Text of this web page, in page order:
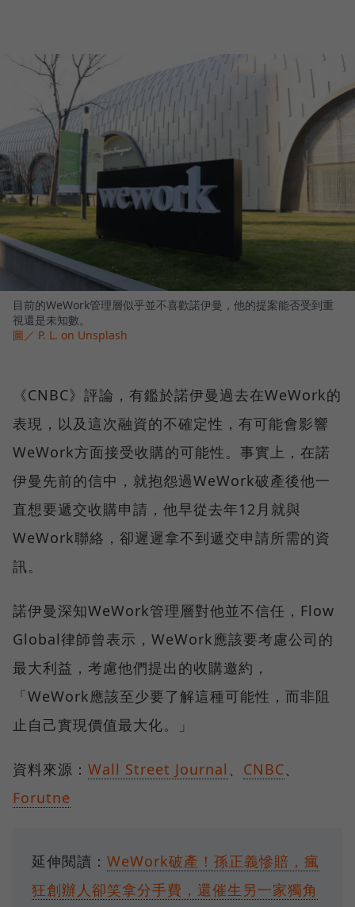
目前的WeWork管理層似乎並不喜歡諾伊曼，他的提案能否受到重
視還是未知數。
圖／ P. L. on Unsplash
《CNBC》評論，有鑑於諾伊曼過去在WeWork的
表現，以及這次融資的不確定性，有可能會影響
WeWork方面接受收購的可能性。事實上，在諾
伊曼先前的信中，就抱怨過WeWork破產後他一
直想要遞交收購申請，他早從去年12月就與
WeWork聯絡，卻遲遲拿不到遞交申請所需的資
訊。
諾伊曼深知WeWork管理層對他並不信任，Flow
Global律師曾表示，WeWork應該要考慮公司的
最大利益，考慮他們提出的收購邀約，
「WeWork應該至少要了解這種可能性，而非阻
止自己實現價值最大化。」
資料來源： Wall Street Journal 、 CNBC、
Forutne
延伸閱讀： WeWork破產！孫正義慘賠，瘋
狂創辦人卻笑拿分手費，還催生另一家獨角